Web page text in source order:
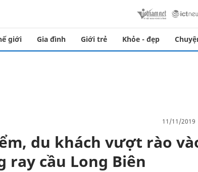
giới Gia đình Giới trẻ Khỏe - đẹp
11/11/2019
du khách vượt rào
cầu Long Biên